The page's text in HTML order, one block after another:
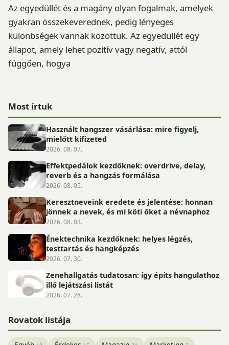
Az egyedüllét és a magány olyan fogalmak, amelyek
gyakran összekeverednek, pedig lényeges
különbségek vannak közöttük. Az egyedüllét egy
állapot, amely lehet pozitív vagy negatív, attól
függően, hogya
Most írtuk
Használt hangszer vásárlása: mire figyelj,
mielőtt kifizeted
2026. 08. 07.
Effektpedálok kezdőknek: overdrive, delay,
reverb és a hangzás formálása
2026. 08. 05.
Keresztneveink eredete és jelentése: honnan
jönnek a nevek, és mi köti őket a névnaphoz
2026. 08. 03.
Énektechnika kezdőknek: helyes légzés,
testtartás és hangképzés
2026. 07. 30.
Zenehallgatás tudatosan: így építs hangulathoz
illő lejátszási listát
2026. 07. 28.
Rovatok listája